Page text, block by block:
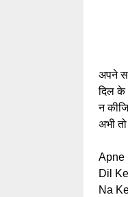
अपने
दिल के
न
अभी
Apne
Dil
Na